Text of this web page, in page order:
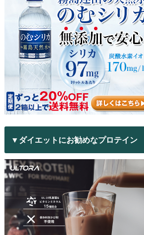
▼ダイエットにお勧めなプロテイン